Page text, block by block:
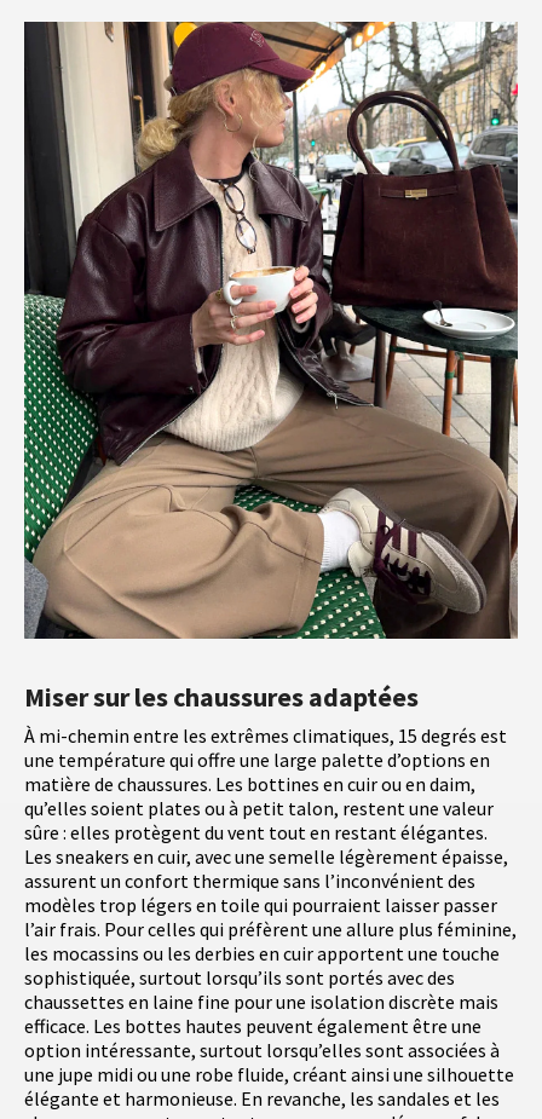
Miser sur les chaussures adaptées
À mi-chemin entre les extrêmes climatiques, 15 degrés est
une température qui offre une large palette d’options en
matière de chaussures. Les bottines en cuir ou en daim,
qu’elles soient plates ou à petit talon, restent une valeur
sûre : elles protègent du vent tout en restant élégantes.
Les sneakers en cuir, avec une semelle légèrement épaisse,
assurent un confort thermique sans l’inconvénient des
modèles trop légers en toile qui pourraient laisser passer
l’air frais. Pour celles qui préfèrent une allure plus féminine,
les mocassins ou les derbies en cuir apportent une touche
sophistiquée, surtout lorsqu’ils sont portés avec des
chaussettes en laine fine pour une isolation discrète mais
efficace. Les bottes hautes peuvent également être une
option intéressante, surtout lorsqu’elles sont associées à
une jupe midi ou une robe fluide, créant ainsi une silhouette
élégante et harmonieuse. En revanche, les sandales et les